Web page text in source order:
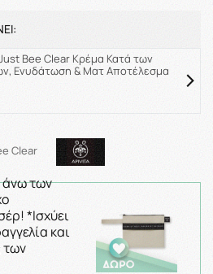
Bee Clear Κρέμα Κατά των
Ενυδάτωση & Ματ Αποτέλεσμα
Clear
των
*Ισχύει
και
των